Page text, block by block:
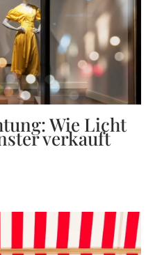
Wie Licht
verkauft